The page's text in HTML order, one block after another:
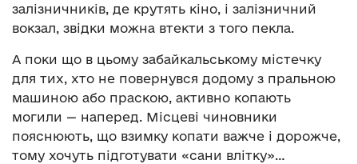
залізничників, де крутять кіно, і залізничний
вокзал, звідки можна втекти з того пекла.
А поки що в цьому забайкальському містечку
для тих, хто не повернувся додому з пральною
машиною або праскою, активно копають
могили — наперед. Місцеві чиновники
пояснюють, що взимку копати важче і дорожче,
тому хочуть підготувати «сани влітку»…